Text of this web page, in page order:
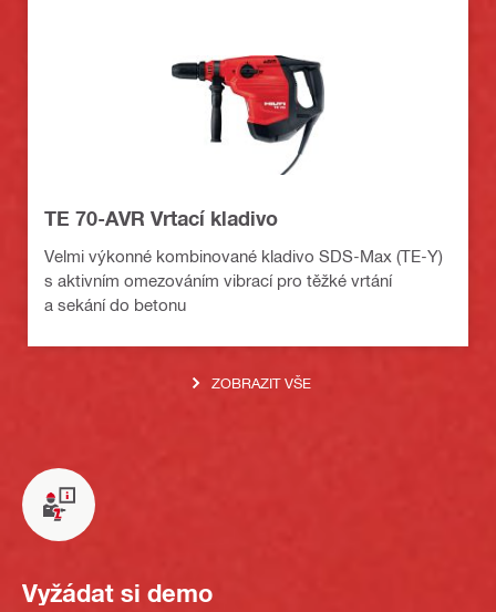
TE 70-AVR Vrtací kladivo
Velmi výkonné kombinované kladivo SDS-Max (TE-Y)
s aktivním omezováním vibrací pro těžké vrtání
a sekání do betonu
ZOBRAZIT VŠE
Vyžádat si demo